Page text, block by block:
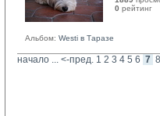
0 рейтинг
Альбом: Westi в Таразе
начало ... <-пред. 1 2 3 4 5 6 7 8